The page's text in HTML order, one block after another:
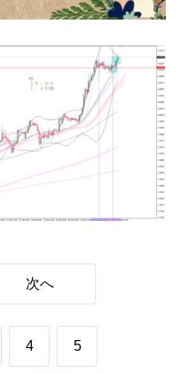
次へ
4 5